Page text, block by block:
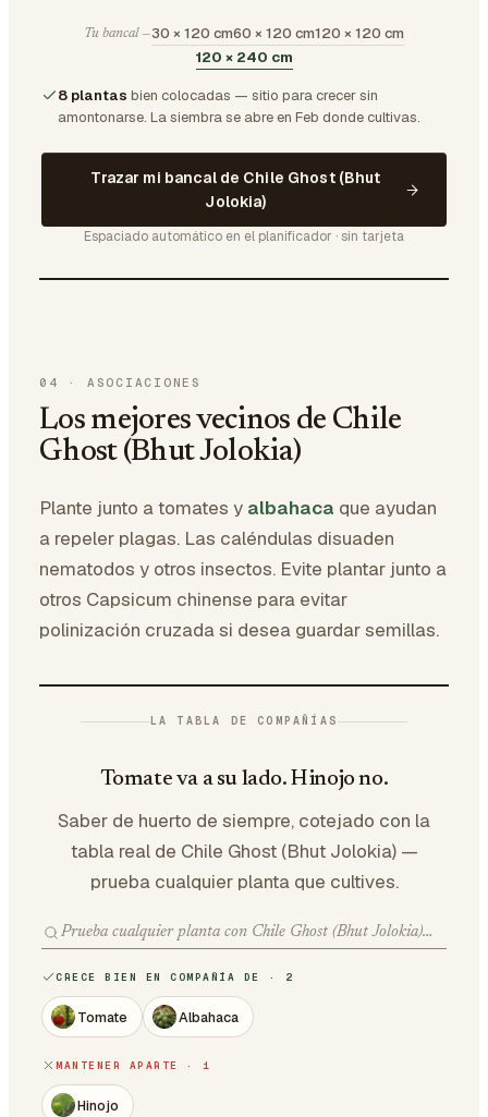
Tu bancal —30 × 120 cm60 × 120 cm120 × 120 cm
120 × 240 cm
8 plantas bien colocadas — sitio para crecer sin
amontonarse. La siembra se abre en Feb donde cultivas.
Trazar mi bancal de Chile Ghost (Bhut
Jolokia)
Espaciado automático en el planificador · sin tarjeta
04 · ASOCIACIONES
Los mejores vecinos de Chile
Ghost (Bhut Jolokia)
Plante junto a tomates y albahaca que ayudan
a repeler plagas. Las caléndulas disuaden
nematodos y otros insectos. Evite plantar junto a
otros Capsicum chinense para evitar
polinización cruzada si desea guardar semillas.
LA TABLA DE COMPAÑÍAS
Tomate va a su lado. Hinojo no.
Saber de huerto de siempre, cotejado con la
tabla real de Chile Ghost (Bhut Jolokia) —
prueba cualquier planta que cultives.
CRECE BIEN EN COMPAÑÍA DE · 2
Tomate Albahaca
MANTENER APARTE · 1
Hinojo